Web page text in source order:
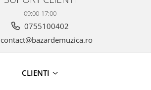
09:00-17:00
0755100402
contact@bazardemuzica.ro
CLIENTI